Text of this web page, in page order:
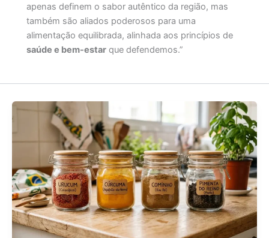
apenas definem o sabor autêntico da região, mas
também são aliados poderosos para uma
alimentação equilibrada, alinhada aos princípios de
saúde e bem-estarque defendemos.”